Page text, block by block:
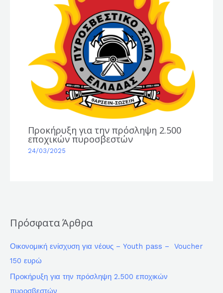
Προκήρυξη για την πρόσληψη 2.500
εποχικών πυροσβεστών
24/03/2025
Πρόσφατα Άρθρα
Οικονομική ενίσχυση για νέους – Youth pass – Voucher
150 ευρώ
Προκήρυξη για την πρόσληψη 2.500 εποχικών
πυροσβεστών